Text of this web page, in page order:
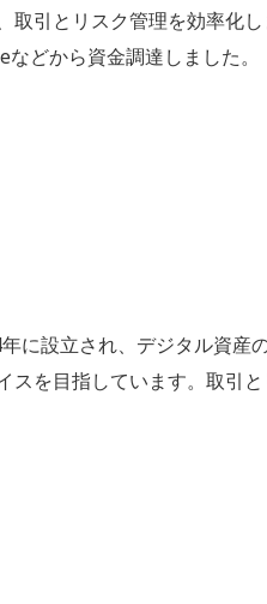
取引とリスク管理を効率化
どから資金調達しました。
に設立され、デジタル資産
スを目指しています。取引